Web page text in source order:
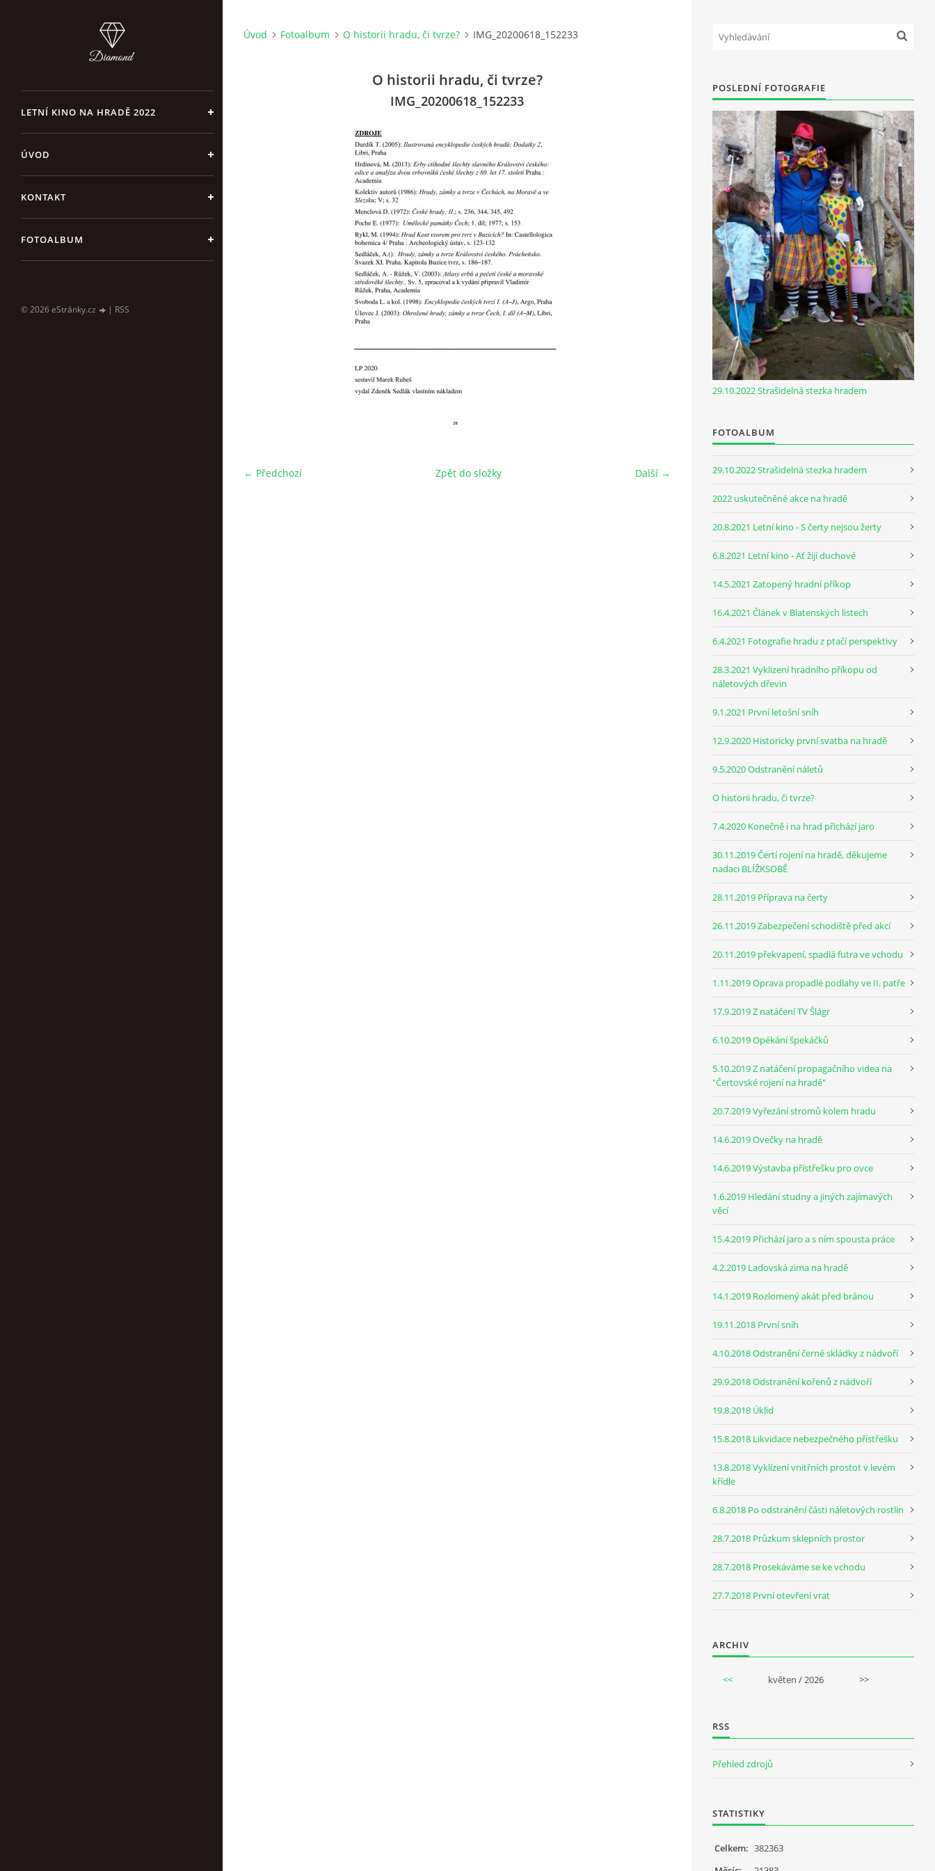
LETNÍ KINO NA HRADĚ 2022
ÚVOD
KONTAKT
FOTOALBUM
© 2026 eStránky.cz | RSS
Úvod Fotoalbum O historii hradu, či tvrze? IMG_20200618_152233
O historii hradu, či tvrze?
IMG_20200618_152233
← Předchozí Další →
Zpět do složky
POSLEDNÍ FOTOGRAFIE
29.10.2022 Strašidelná stezka hradem
FOTOALBUM
29.10.2022 Strašidelná stezka hradem
2022 uskutečněné akce na hradě
20.8.2021 Letní kino - S čerty nejsou žerty
6.8.2021 Letní kino - Ať žijí duchové
14.5.2021 Zatopený hradní příkop
16.4.2021 Článek v Blatenských listech
6.4.2021 Fotografie hradu z ptačí perspektivy
28.3.2021 Vyklizení hradního příkopu od
náletových dřevin
9.1.2021 První letošní sníh
12.9.2020 Historicky první svatba na hradě
9.5.2020 Odstranění náletů
O historii hradu, či tvrze?
7.4.2020 Konečně i na hrad přichází jaro
30.11.2019 Čertí rojení na hradě, děkujeme
nadaci BLÍŽKSOBĚ
28.11.2019 Příprava na čerty
26.11.2019 Zabezpečení schodiště před akcí
20.11.2019 překvapení, spadlá futra ve vchodu
1.11.2019 Oprava propadlé podlahy ve II. patře
17.9.2019 Z natáčení TV Šlágr
6.10.2019 Opékání špekáčků
5.10.2019 Z natáčení propagačního videa na
"Čertovské rojení na hradě"
20.7.2019 Vyřezání stromů kolem hradu
14.6.2019 Ovečky na hradě
14.6.2019 Výstavba přístřešku pro ovce
1.6.2019 Hledání studny a jiných zajímavých
věcí
15.4.2019 Přichází jaro a s ním spousta práce
4.2.2019 Ladovská zima na hradě
14.1.2019 Rozlomený akát před bránou
19.11.2018 První sníh
4.10.2018 Odstranění černé skládky z nádvoří
29.9.2018 Odstranění kořenů z nádvoří
19.8.2018 Úklid
15.8.2018 Likvidace nebezpečného přístřešku
13.8.2018 Vyklízení vnitřních prostot v levém
křídle
6.8.2018 Po odstranění části náletových rostlin
28.7.2018 Průzkum sklepních prostor
28.7.2018 Prosekáváme se ke vchodu
27.7.2018 První otevření vrat
ARCHIV
<< květen / 2026 >>
RSS
Přehled zdrojů
STATISTIKY
Celkem: 382363